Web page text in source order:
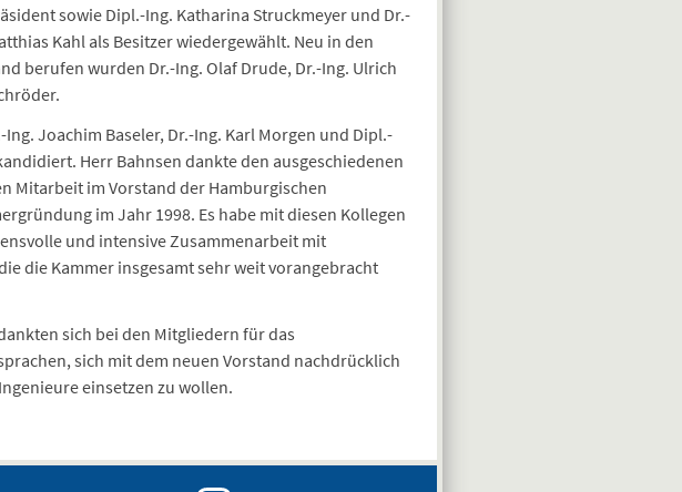
sowie Dipl.-Ing. Katharina Struckmeyer und Dr.-
Kahl als Besitzer wiedergewählt. Neu in den
berufen wurden Dr.-Ing. Olaf Drude, Dr.-Ing. Ulrich
Joachim Baseler, Dr.-Ing. Karl Morgen und Dipl.-
Herr Bahnsen dankte den ausgeschiedenen
Mitarbeit im Vorstand der Hamburgischen
im Jahr 1998. Es habe mit diesen Kollegen
und intensive Zusammenarbeit mit
die Kammer insgesamt sehr weit vorangebracht
sich bei den Mitgliedern für das
sich mit dem neuen Vorstand nachdrücklich
einsetzen zu wollen.